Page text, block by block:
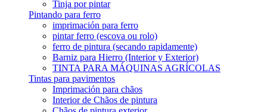
Tinja por pintar
Pintando para ferro
imprimación para ferro
pintar ferro (escova ou rolo)
ferro de pintura (secando rapidamente)
Barniz para Hierro (Interior y Exterior)
TINTA PARA MÁQUINAS AGRÍCOLAS
Tintas para pavimentos
Imprimación para chãos
Interior de Chãos de pintura